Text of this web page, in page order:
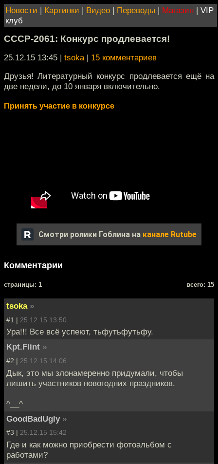
Новости | Картинки | Видео | Переводы | Магазин | VIP
клуб
СССР-2061: Конкурс продлевается!
25.12.15 13:45 | tsoka| 15 комментариев
Друзья! Литературный конкурс продлевается ещё на
две недели, до 10 января включительно.
Принять участие в конкурсе
Смотри ролики Гоблина на канале Rutube
Комментарии
cтраницы: 1 всего: 15
tsoka »
#1 | 25.12.15 13:50
Ура!!! Все всё успеют, тьфутьфутьфу.
Kpt.Flint »
#2 | 25.12.15 14:06
Дык, это мы злонамеренно придумали, чтобы
лишить участников новогодних праздников.
^__^
GoodBadUgly »
#3 | 25.12.15 15:42
Где и как можно приобрести фотоальбом с
работами?